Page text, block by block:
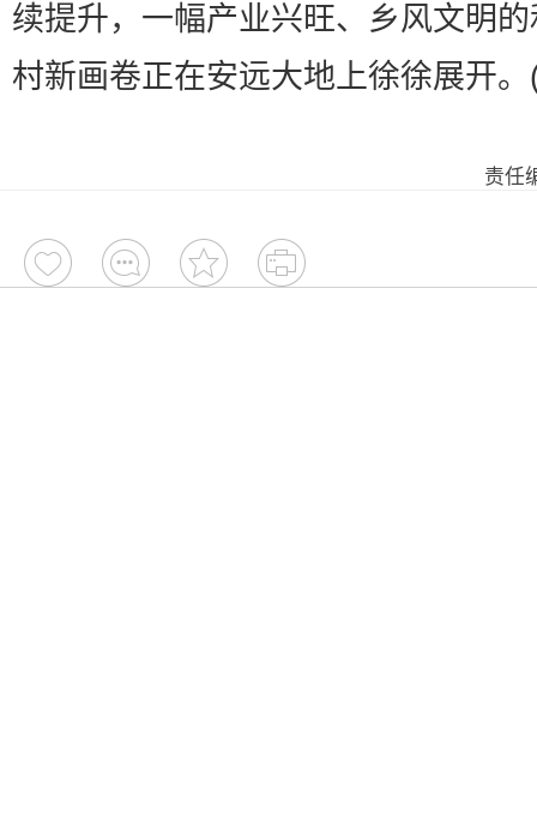
续提升，一幅产业兴旺、乡风文明
村新画卷正在安远大地上徐徐展开
责任